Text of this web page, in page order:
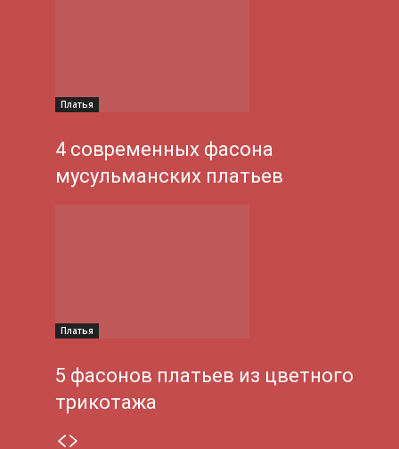
Платья
4 современных фасона
мусульманских платьев
Платья
5 фасонов платьев из цветного
трикотажа